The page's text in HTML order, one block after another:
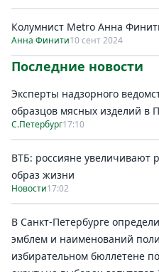
Колумнист Metro Анна
Анна Финити10 сент 2024
Последние новости
Эксперты надзорного
образцов мясных изделий в
С.Петербург17:10
ВТБ: россияне увеличивают
образ жизни
Новости17:02
В Санкт-Петербурге
эмблем и наименований
избирательном бюллетене